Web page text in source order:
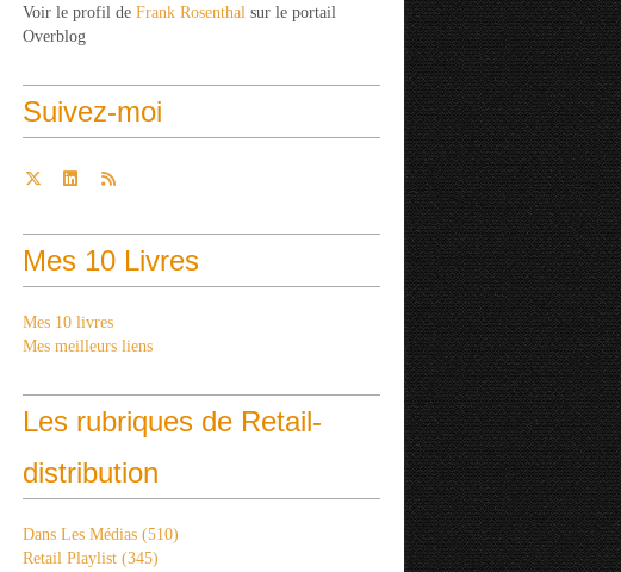
Voir le profil de Frank Rosenthal sur le portail
Overblog
Suivez-moi
Mes 10 Livres
Mes 10 livres
Mes meilleurs liens
Les rubriques de Retail-
distribution
Dans Les Médias (510)
Retail Playlist (345)